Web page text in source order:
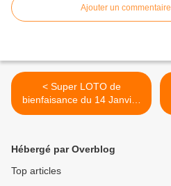
Ajouter un commentaire
< Super LOTO de
bienfaisance du 14 Janvier
2018
Hébergé par Overblog
Top articles